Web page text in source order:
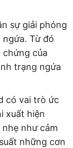
sự giải phóng
Từ đó
chứng của
trạng ngứa
có vai trò ức
xuất hiện
như cảm
những cơn